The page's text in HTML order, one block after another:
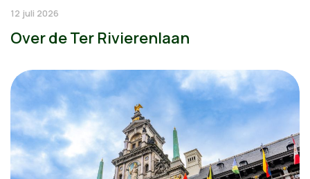
12 juli 2026
Over de Ter Rivierenlaan